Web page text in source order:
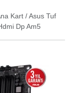
Kart /Asus Tuf
Dp Am5